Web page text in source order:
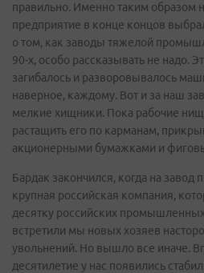
правильно. Именно таким образом
предприятие в конце концов
о том, как заводы тяжелой
90-х, особо рассказывать не надо.
загибалось и разворовывалось
наверное, каждому. Вот и за наш
мелкие хищники. Пока рабочие
растащить его по карманам,
акционерными бумажками и
Бардак закончился, когда на
крупная российская компания,
десятку российских промышленных
встретили мы новых хозяев
увольнений. Но вышло все иначе.
десятилетие у нас появились